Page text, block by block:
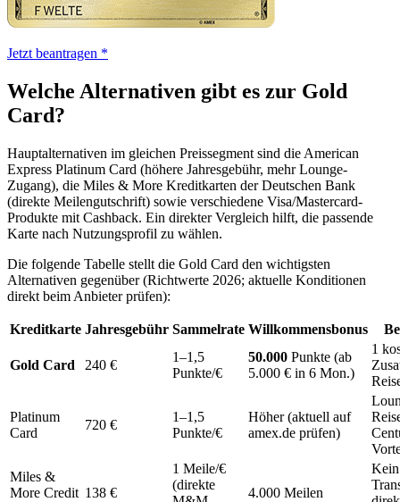
Jetzt beantragen *
Welche Alternativen gibt es zur Gold
Card?
Hauptalternativen im gleichen Preissegment sind die American
Express Platinum Card (höhere Jahresgebühr, mehr Lounge-
Zugang), die Miles & More Kreditkarten der Deutschen Bank
(direkte Meilengutschrift) sowie verschiedene Visa/Mastercard-
Produkte mit Cashback. Ein direkter Vergleich hilft, die passende
Karte nach Nutzungsprofil zu wählen.
Die folgende Tabelle stellt die Gold Card den wichtigsten
Alternativen gegenüber (Richtwerte 2026; aktuelle Konditionen
direkt beim Anbieter prüfen):
Kreditkarte Jahresgebühr Sammelrate Willkommensbonus
Gold Card 240 €
1–1,5
Punkte/€
50.000 Punkte (ab
5.000 € in 6 Mon.)
1
Platinum
Card
720 €
1–1,5
Punkte/€
Höher (aktuell auf
amex.de prüfen)
Miles &
More Credit 138 €
1 Meile/€
(direkte
4.000 Meilen